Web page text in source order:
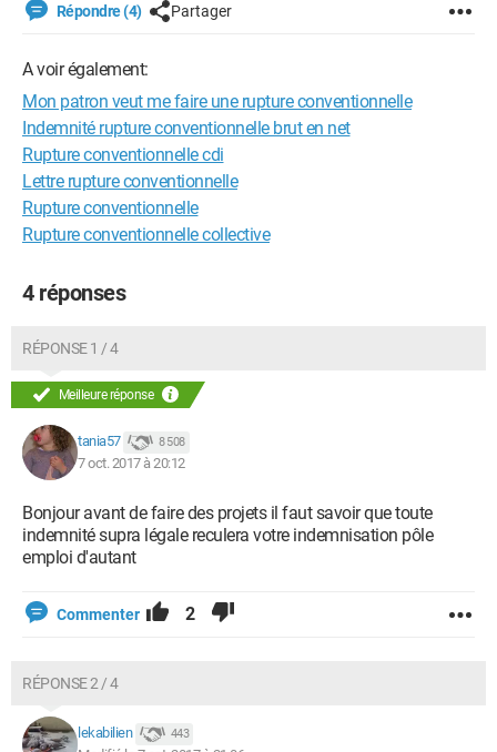
Répondre (4) Partager
A voir également:
Mon patron veut me faire une rupture conventionnelle
Indemnité rupture conventionnelle brut en net
Rupture conventionnelle cdi
Lettre rupture conventionnelle
Rupture conventionnelle
Rupture conventionnelle collective
4 réponses
RÉPONSE 1 / 4
Meilleure réponse
tania57 8 508
7 oct. 2017 à 20:12
Bonjour avant de faire des projets il faut savoir que toute
indemnité supra légale reculera votre indemnisation pôle
emploi d'autant
Commenter 2
RÉPONSE 2 / 4
lekabilien 443